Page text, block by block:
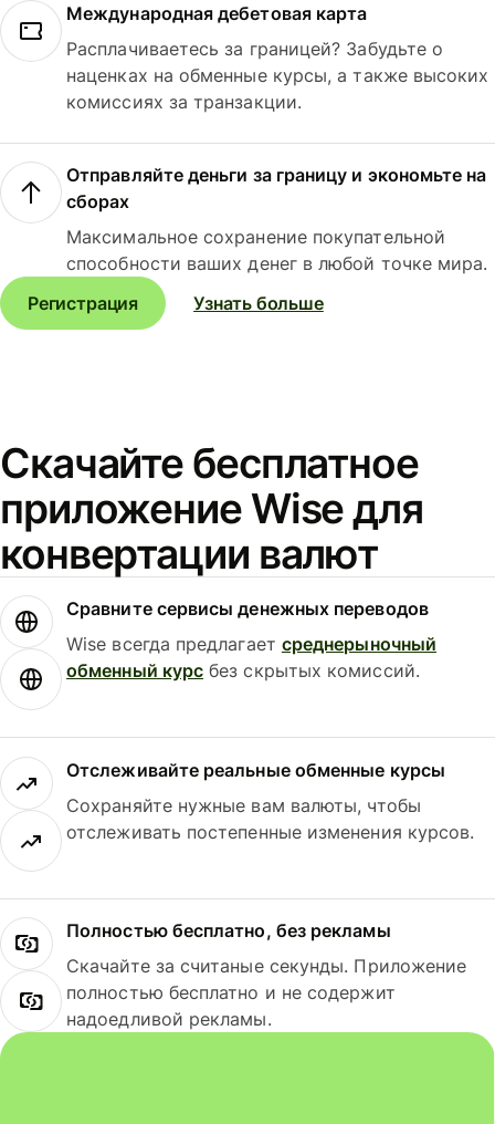
Международная дебетовая карта
Расплачиваетесь за границей? Забудьте о
наценках на обменные курсы, а также высоких
комиссиях за транзакции.
Отправляйте деньги за границу и экономьте на
сборах
Максимальное сохранение покупательной
способности ваших денег в любой точке мира.
Регистрация
Узнать больше
Скачайте бесплатное
приложение Wise для
конвертации валют
Сравните сервисы денежных переводов
Wise всегда предлагает среднерыночный
обменный курс без скрытых комиссий.
Отслеживайте реальные обменные курсы
Сохраняйте нужные вам валюты, чтобы
отслеживать постепенные изменения курсов.
Полностью бесплатно, без рекламы
Скачайте за считаные секунды. Приложение
полностью бесплатно и не содержит
надоедливой рекламы.